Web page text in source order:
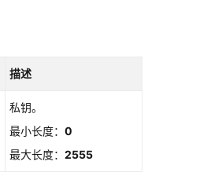
描述
私钥。
最小长度： 0
最大长度： 2555